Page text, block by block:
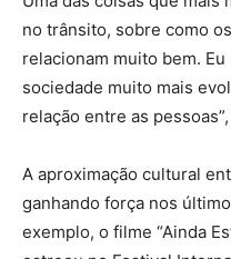
no trânsito, sobre como
relacionam muito bem.
sociedade muito mais
relação entre as
A aproximação cultural
ganhando força nos
exemplo, o filme “Ainda